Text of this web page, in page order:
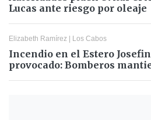
Lucas ante riesgo por oleaje
Elizabeth Ramírez | Los Cabos
Incendio en el Estero
provocado: Bomberos